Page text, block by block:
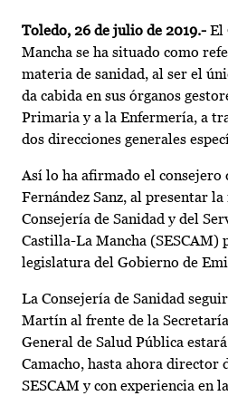
Toledo, 26 de julio de 2019.- El
Mancha se ha situado como
materia de sanidad, al ser el
da cabida en sus órganos
Primaria y a la Enfermería, a
dos direcciones generales
Así lo ha afirmado el consejero
Fernández Sanz, al presentar
Consejería de Sanidad y del
Castilla-La Mancha (SESCAM)
legislatura del Gobierno de
La Consejería de Sanidad
Martín al frente de la
General de Salud Pública
Camacho, hasta ahora director
SESCAM y con experiencia en